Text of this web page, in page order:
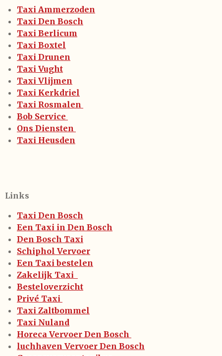
Taxi Ammerzoden
Taxi Den Bosch
Taxi Berlicum
Taxi Boxtel
Taxi Drunen
Taxi Vught
Taxi Vlijmen
Taxi Kerkdriel
Taxi Rosmalen
Bob Service
Ons Diensten
Taxi Heusden
Links
Taxi Den Bosch
Een Taxi in Den Bosch
Den Bosch Taxi
Schiphol Vervoer
Een Taxi bestelen
Zakelijk Taxi
Besteloverzicht
Privé Taxi
Taxi Zaltbommel
Taxi Nuland
Horeca Vervoer Den Bosch
luchhaven Vervoer Den Bosch